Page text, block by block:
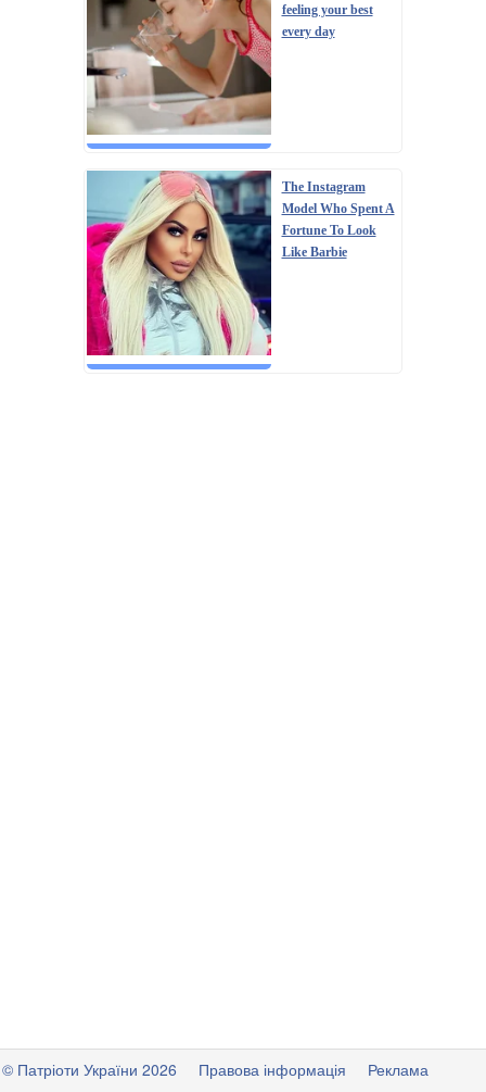
feeling your best
every day
The Instagram
Model Who Spent A
Fortune To Look
Like Barbie
© Патріоти України 2026 Правова інформація Реклама